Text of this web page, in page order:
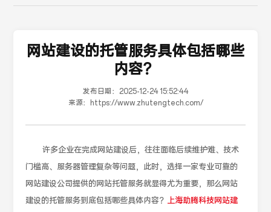
网站建设的托管服务具体包括哪些
内容？
发布日期：
2025-12-24 15:52:44
来源：
https://www.zhutengtech.com/
许多企业在完成网站建设后，往往面临后续维护难、技术
门槛高、服务器管理复杂等问题，此时，选择一家专业可靠的
网站建设公司提供的网站托管服务就显得尤为重要，那么网站
建设的托管服务到底包括哪些具体内容？ 上海助腾科技网站建